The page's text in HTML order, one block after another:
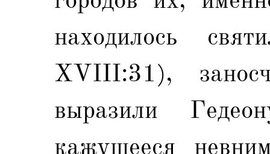
находилось
XVIII:31),
выразили
кажущееся